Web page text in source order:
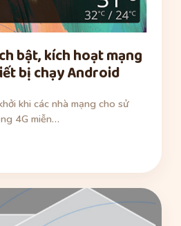
bật, kích hoạt mạng
bị chạy Android
khi các nhà mạng cho sử
4G miễn…